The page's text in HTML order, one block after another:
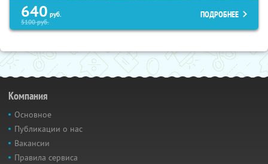
640 руб.
5100руб.
ПОДРОБНЕЕ
Компания
Основное
Публикации о нас
Вакансии
Правила сервиса